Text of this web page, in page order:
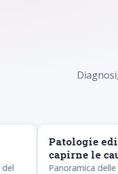
Patologie
capirne le
Panoramica delle